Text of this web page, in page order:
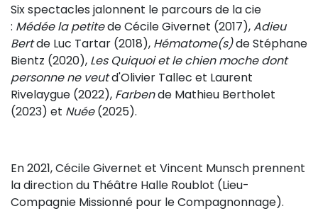
Six spectacles jalonnent le parcours de la cie
: Médée la petitede Cécile Givernet (2017),Adieu
Bertde Luc Tartar (2018), Hématome(s)de Stéphane
Bientz (2020), Les Quiquoi et le chien moche dont
personne ne veutd'Olivier Tallec et Laurent
Rivelaygue (2022), Farbende Mathieu Bertholet
(2023) et Nuée(2025).
En 2021, Cécile Givernet et Vincent Munsch prennent
la direction du Théâtre Halle Roublot (Lieu-
Compagnie Missionné pour leCompagnonnage).